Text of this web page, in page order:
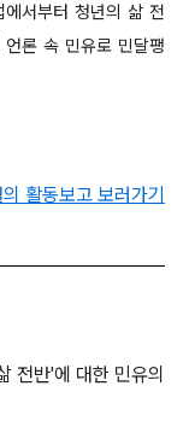
서부터 청년의 삶 전
론 속 민유로 민달팽
의 활동보고 보러가기
전반'에 대한 민유의